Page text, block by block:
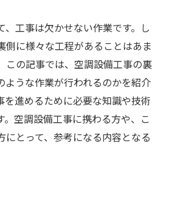
、工事は欠かせない作業です。し
側に様々な工程があることはあま
この記事では、空調設備工事の裏
ような作業が行われるのかを紹介
を進めるために必要な知識や技術
。空調設備工事に携わる方や、こ
にとって、参考になる内容となる